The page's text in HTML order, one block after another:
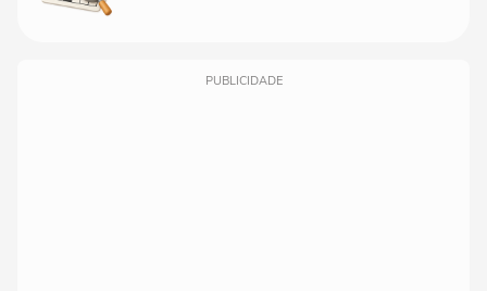
PUBLICIDADE